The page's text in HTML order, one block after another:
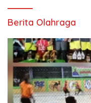
Berita Olahraga